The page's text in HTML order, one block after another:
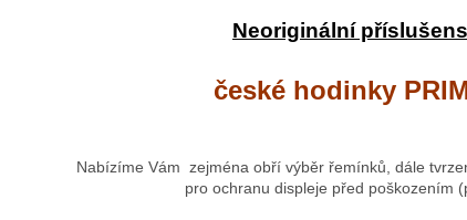
Neoriginální
české hodinky
Nabízíme Vám zejména obří výběr řemínků, dále
pro ochranu displeje před poškozením